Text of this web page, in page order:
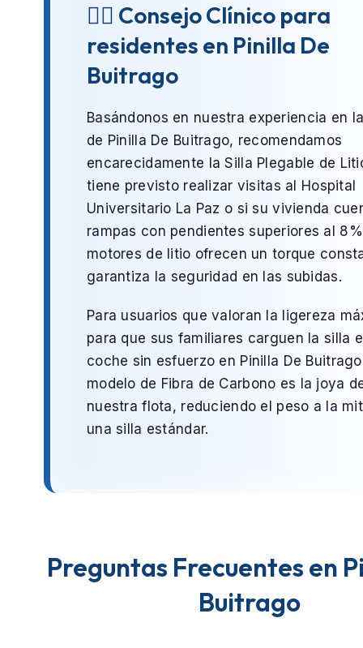
👨‍⚕️ Consejo Clínico para
residentes en Pinilla De
Buitrago
Basándonos en nuestra experiencia en
de Pinilla De Buitrago, recomendamos
encarecidamente laSilla Plegable de
tiene previsto realizar visitas al Hospital
Universitario La Paz o si su vivienda
rampas con pendientes superiores al
motores de litio ofrecen un torque
garantiza la seguridad en las subidas.
Para usuarios que valoran la ligereza
para que sus familiares carguen la silla
coche sin esfuerzo en Pinilla De Buitrago
modelo de Fibra de Carbono es la joya
nuestra flota, reduciendo el peso a la
una silla estándar.
Preguntas Frecuentes en
Buitrago